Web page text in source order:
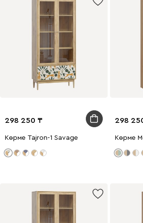
298 250
Көрме Tajron-1 Savage
298
Көрме